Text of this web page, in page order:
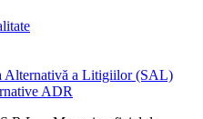
Alternativă a Litigiilor (SAL)
ADR